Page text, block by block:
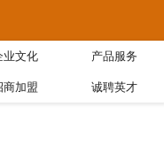
业文化 产品服务
商加盟 诚聘英才